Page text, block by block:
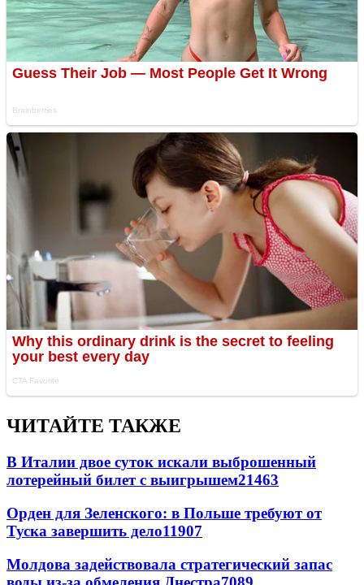
ЧИТАЙТЕ ТАКЖЕ
В Италии двое суток искали выброшенный
лотерейный билет с выигрышем21463
Орден для Зеленского: в Польше требуют от
Туска завершить дело11907
Молдова задействовала стратегический запас